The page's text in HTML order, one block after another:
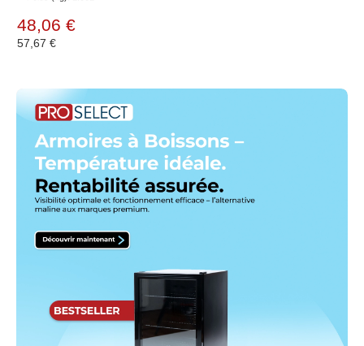
48,06 €
57,67 €